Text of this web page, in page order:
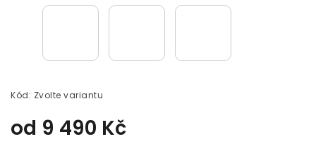
Kód: Zvolte variantu
od 9 490 Kč